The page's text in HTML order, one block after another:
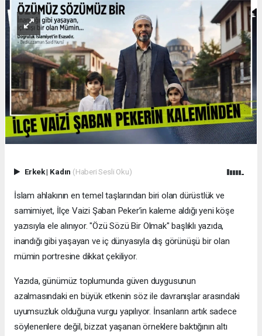
Erkek| Kadın (Haberi Sesli Oku)
İslam ahlakının en temel taşlarından biri olan dürüstlük ve
samimiyet, İlçe Vaizi Şaban Peker’in kaleme aldığı yeni köşe
yazısıyla ele alınıyor. "Özü Sözü Bir Olmak" başlıklı yazıda,
inandığı gibi yaşayan ve iç dünyasıyla dış görünüşü bir olan
mümin portresine dikkat çekiliyor.
​Yazıda, günümüz toplumunda güven duygusunun
azalmasındaki en büyük etkenin söz ile davranışlar arasındaki
uyumsuzluk olduğuna vurgu yapılıyor. İnsanların artık sadece
söylenenlere değil, bizzat yaşanan örneklere baktığının altı